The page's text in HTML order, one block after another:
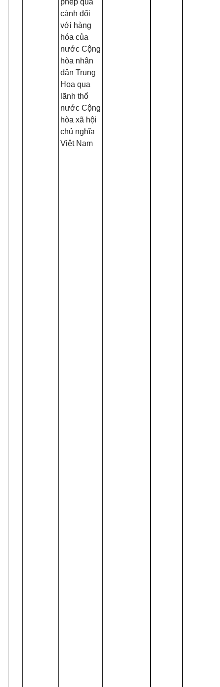
phép quá
cảnh đối
với hàng
hóa của
nước Cộng
hòa nhân
dân Trung
Hoa qua
lãnh thổ
nước Cộng
hòa xã hội
chủ nghĩa
Việt Nam